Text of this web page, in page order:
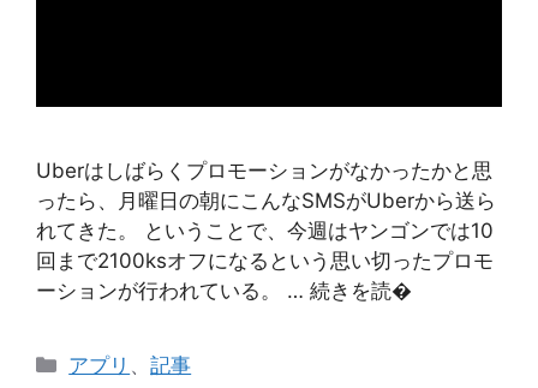
Uberはしばらくプロモーションがなかったかと思
ったら、月曜日の朝にこんなSMSがUberから送ら
れてきた。 ということで、今週はヤンゴンでは10
回まで2100ksオフになるという思い切ったプロモ
ーションが行われている。 … 続きを読�
カ
アプリ 、記事